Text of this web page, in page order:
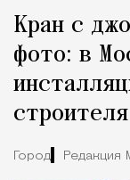
Кран с
фото: в
строителя
Город Редакция